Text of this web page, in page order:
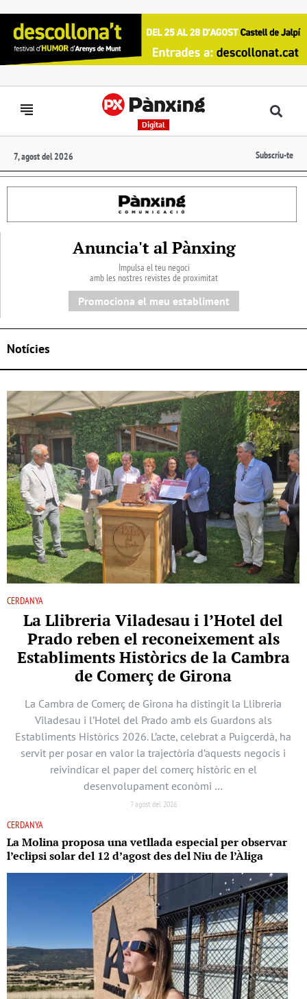
Digital
7, agost del 2026 Subscriu-te
Anuncia't al Pànxing
Impulsa el teu negoci
amb les nostres revistes de proximitat
Promociona el meu establiment
Notícies
CERDANYA
La Llibreria Viladesau i l’Hotel del
Prado reben el reconeixement als
Establiments Històrics de la Cambra
de Comerç de Girona
La Cambra de Comerç de Girona ha distingit la Llibreria
Viladesau i l’Hotel del Prado amb els Guardons als
Establiments Històrics 2026. L’acte, celebrat a Puigcerdà, ha
servit per posar en valor la trajectòria d’aquests negocis i
reivindicar el paper del comerç històric en el
desenvolupament econòmi …
7 agost del 2026
CERDANYA
La Molina proposa una vetllada especial per observar
l’eclipsi solar del 12 d’agost des del Niu de l’Àliga